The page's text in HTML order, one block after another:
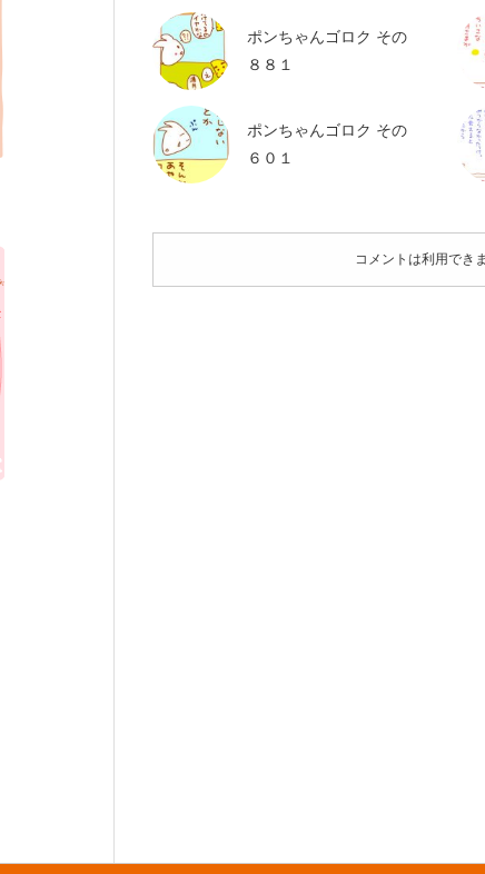
ポンちゃんゴロク その
８８１
ポンちゃんゴロク その
６０１
コメントは利用でき